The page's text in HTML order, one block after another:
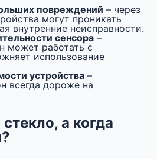
повреждений – через
могут проникать
внутренние неисправности.
сенсора –
может работать с
использование
устройства –
всегда дороже на
а когда